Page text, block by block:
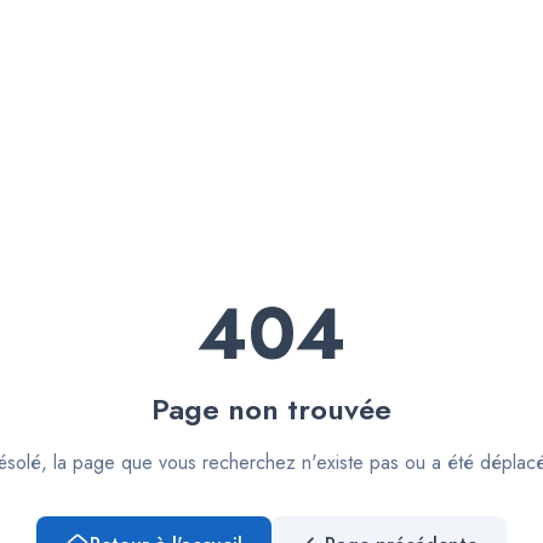
404
Page non trouvée
la page que vous recherchez n'existe pas ou a été